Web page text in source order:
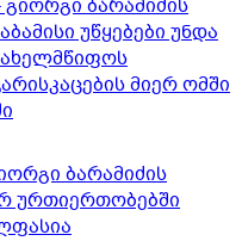
ბარამიძის
უწყებები უნდა
მიერ ომში
ბარამიძის
ურთიერთობებში